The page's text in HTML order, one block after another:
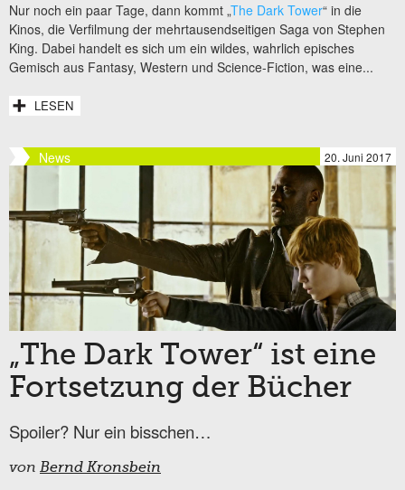
Nur noch ein paar Tage, dann kommt „The Dark Tower“ in die
Kinos, die Verfilmung der mehrtausendseitigen Saga von Stephen
King. Dabei handelt es sich um ein wildes, wahrlich episches
Gemisch aus Fantasy, Western und Science-Fiction, was eine...
LESEN
News 20. Juni 2017
„The Dark Tower“ ist eine
Fortsetzung der Bücher
Spoiler? Nur ein bisschen…
von Bernd Kronsbein